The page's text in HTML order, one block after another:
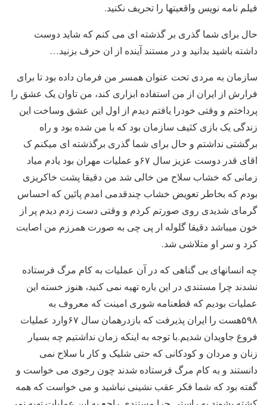
فیلم نامه نویس واقعیتها را تحریف نکنید.
حال برای شما گذری بر گذشته ای می کنم که شاید دوست
داشته باشید بدانید و در مستند آینده از ان حرف بزنید…
سازمان به مردی تحت عنوان همسر من فرمان داده بود تا برای
فرارش از ایران از من استفاده ابزاری کند، من تاوان یک عشق را
پرداختم و وقتی خودرا یافتم دیدم از اول این عشق وساخت این
زندگی یک بازی کثیف سازمان بود که با من شده بود و راه
برگشتی نداشتم و حال برای شما گذری برگذشته ای میکنم ک
اقای قدر دوست عزیز سال ۶۷و عملیات مهران بود یادم میاد
زمانی که خشاب سلاح من خالی شد من دقیقا پشت خاکریزی
بودم که بخاطر تعویض خشاب چندقدمی امدم پائین که احساس
گرمای شدیدی روی صورتم کردم و وقتی دست زدم دیدم پر از
خون میباشد دقیقا گلوله ار پی چی به صورت همرزم من اصابت
کرد و سر او متلاشی شد.
چه انسانهای بی گناهی که در آن عملیات به کام مرگ فرستاده
نشدند چرا مستندی در این باره تهیه نمی کنید، هنوز خسته این
عملیات بودیم که قطعنامه شوری امینت که معروف به
۵۹۸هست را ایران پذیرفت که بازدرهمان سال ۶۷وارد عملیات
فروغ جاویدان شدیم.با توجه به اینکه زمان نداشتیم چه بسیار
زنان و مردان و کودکانی که حتی شلیک و کار با سلاح نمی
دانستند و به کام مرگ فرستاده شدند چون رجوی می خواست و
گفته بود که شما فکر عقب نشینی نباشید و می خواست که همه